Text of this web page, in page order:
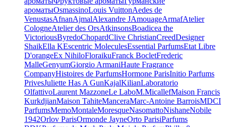
ароматыOsmassinoLouis VuittonAedes de
VenustasAfnanAjmalAlexandre JAmouageArmafAtelier
CologneAtelier des OrsAtkinsonsBoadicea the
VictoriousByredoChopardClive ChristianCreedDesigner
ShaikElla KEscentric MoleculesEssential ParfumsEtat Libre
D'orangeEx NihiloFloraikuFranck BocletFrederic
MalleGenyumGiorgio ArmaniHaute Fragrance
CompanyHistoires de ParfumsHormone ParisInitio Parfums
PrivesJuliette Has A GunKajalKilianLaboratorio
OlfattivoLaurent MazzoneLe LaboM.MicallefMaison Francis
KurkdjianMaison TahiteManceraMarc-Antoine BarroisMDCI
ParfumsMemoMontaleMoresqueNasomattoNishaneNobile
1942Orlov ParisOrmonde JayneOrto ParisiParfums